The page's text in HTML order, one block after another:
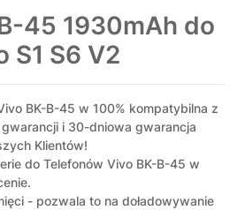
45 1930mAh do
S1 S6 V2
BK-B-45 w 100% kompatybilna z
i 30-dniowa gwarancja
Klientów!
do Telefonów Vivo BK-B-45 w
- pozwala to na doładowywanie